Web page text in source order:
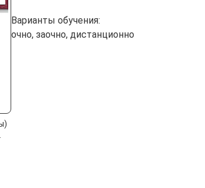
Варианты обучения:
очно, заочно, дистанционно